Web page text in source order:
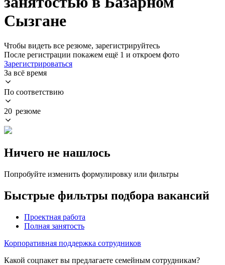
Сызгане
Чтобы видеть все резюме, зарегистрируйтесь
После регистрации покажем ещё 1 и откроем фото
Зарегистрироваться
За всё время
По соответствию
20 резюме
Ничего не нашлось
Попробуйте изменить формулировку или фильтры
Быстрые фильтры подбора вакансий
Проектная работа
Полная занятость
Корпоративная поддержка сотрудников
Какой соцпакет вы предлагаете семейным сотрудникам?